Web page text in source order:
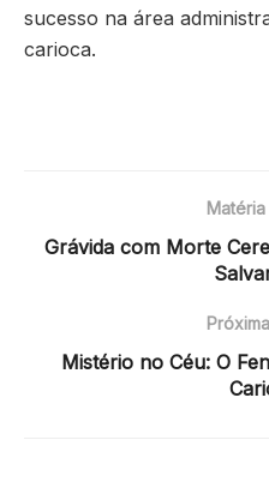
sucesso na área
carioca.
Grávida com Morte
Mistério no Céu: O